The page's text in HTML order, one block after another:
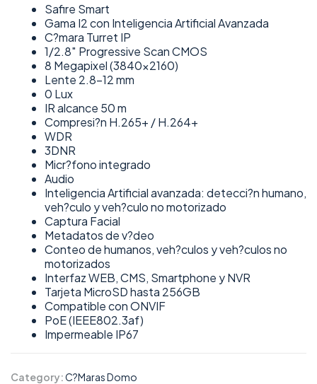
Safire Smart
Gama I2 con Inteligencia Artificial Avanzada
C?mara Turret IP
1/2.8″ Progressive Scan CMOS
8 Megapixel (3840×2160)
Lente 2.8-12 mm
0 Lux
IR alcance 50 m
Compresi?n H.265+ / H.264+
WDR
3DNR
Micr?fono integrado
Audio
Inteligencia Artificial avanzada: detecci?n humano,
veh?culo y veh?culo no motorizado
Captura Facial
Metadatos de v?deo
Conteo de humanos, veh?culos y veh?culos no
motorizados
Interfaz WEB, CMS, Smartphone y NVR
Tarjeta MicroSD hasta 256GB
Compatible con ONVIF
PoE (IEEE802.3af)
Impermeable IP67
Category:C?maras Domo